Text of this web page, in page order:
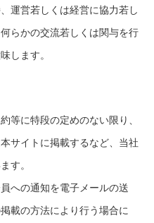
運営若しくは経営に協力若し
らかの交流若しくは関与を行
します。
等に特段の定めのない限り、
サイトに掲載するなど、当社
す。
への通知を電子メールの送
載の方法により行う場合に